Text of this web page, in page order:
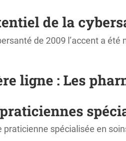
de la
de 2009 l’accent a
ligne : Les
praticienne spécialisée en